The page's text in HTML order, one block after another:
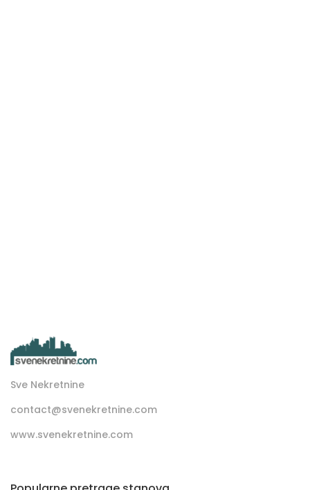
Sve Nekretnine
contact@svenekretnine.com
www.svenekretnine.com